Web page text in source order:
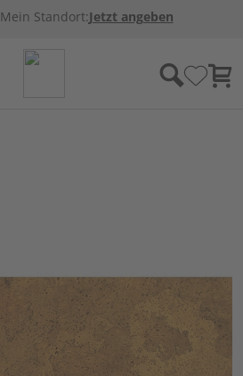
Mein Standort:Jetzt angeben